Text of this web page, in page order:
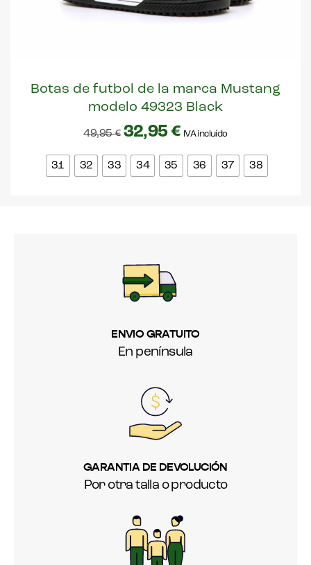
Botas de futbol de la marca Mustang
modelo 49323 Black
49,95€ 32,95€ IVA incluído
31 32 33 34 35 36 37 38
ENVIO GRATUITO
En península
GARANTIA DE DEVOLUCIÓN
Por otra talla o producto